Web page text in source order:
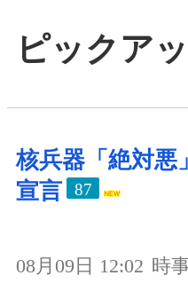
ピックア
核兵器「絶対悪
宣言
87
08月09日 12:02 時